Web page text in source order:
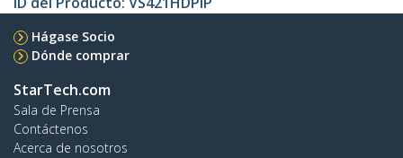
Hágase Socio
Dónde comprar
StarTech.com
Sala de Prensa
Contáctenos
Acerca de nosotros